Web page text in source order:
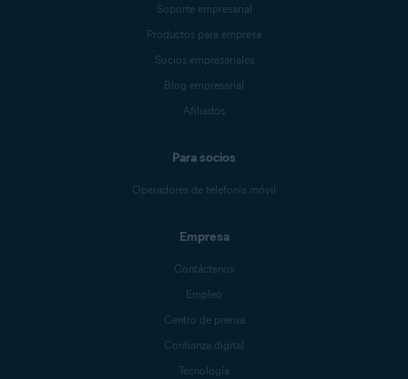
Soporte empresarial
Productos para empresa
Socios empresariales
Blog empresarial
Afiliados
Para socios
Operadores de telefonía móvil
Empresa
Contáctenos
Empleo
Centro de prensa
Confianza digital
Tecnología